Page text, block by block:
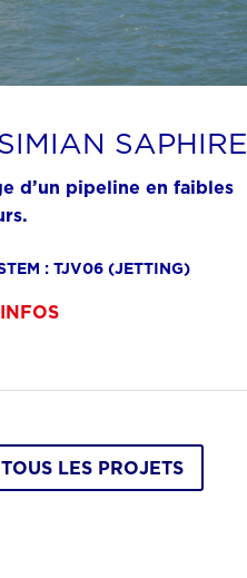
SAPHIRE
d’un pipeline en faibles
: TJV06 (JETTING)
TOUS LES PROJETS